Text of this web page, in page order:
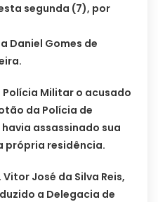
segunda (7), por
Daniel Gomes de
Militar o acusado
da Polícia de
assassinado sua
própria residência.
José da Silva Reis,
a Delegacia de